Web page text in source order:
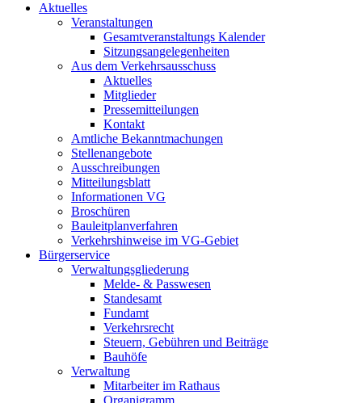
Aktuelles
Veranstaltungen
Gesamtveranstaltungs Kalender
Sitzungsangelegenheiten
Aus dem Verkehrsausschuss
Aktuelles
Mitglieder
Pressemitteilungen
Kontakt
Amtliche Bekanntmachungen
Stellenangebote
Ausschreibungen
Mitteilungsblatt
Informationen VG
Broschüren
Bauleitplanverfahren
Verkehrshinweise im VG-Gebiet
Bürgerservice
Verwaltungsgliederung
Melde- & Passwesen
Standesamt
Fundamt
Verkehrsrecht
Steuern, Gebühren und Beiträge
Bauhöfe
Verwaltung
Mitarbeiter im Rathaus
Organigramm